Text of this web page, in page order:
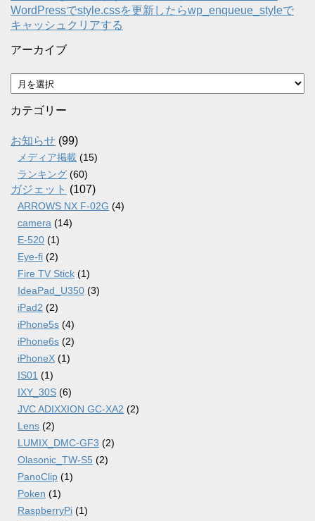
WordPressでstyle.cssを更新したらwp_enqueue_styleで
キャッシュクリアする
アーカイブ
ア
ー
カ
ブ
カテゴリー
お知らせ (99)
メディア掲載 (15)
ランキング (60)
ガジェット (107)
ARROWS NX F-02G (4)
camera (14)
E-520 (1)
Eye-fi (2)
Fire TV Stick (1)
IdeaPad_U350 (3)
iPad2 (2)
iPhone5s (4)
iPhone6s (2)
iPhoneX (1)
IS01 (1)
IXY_30S (6)
JVC ADIXXION GC-XA2 (2)
Lens (2)
LUMIX_DMC-GF3 (2)
Olasonic_TW-S5 (2)
PanoClip (1)
Poken (1)
RaspberryPi (1)